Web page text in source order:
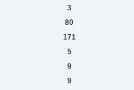
3
80
171
5
9
9